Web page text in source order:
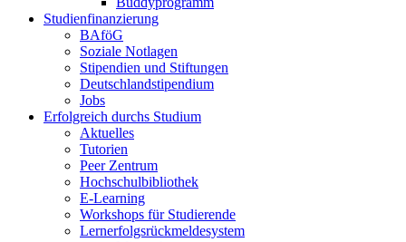
Studienfinanzierung
BAföG
Soziale Notlagen
Stipendien und Stiftungen
Deutschlandstipendium
Jobs
Erfolgreich durchs Studium
Aktuelles
Tutorien
Peer Zentrum
Hochschulbibliothek
E-Learning
Workshops für Studierende
Lernerfolgsrückmeldesystem